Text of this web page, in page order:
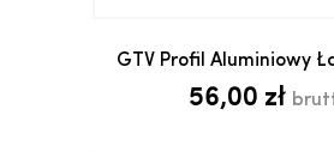
GTV Profil Aluminiowy
56,00 zł